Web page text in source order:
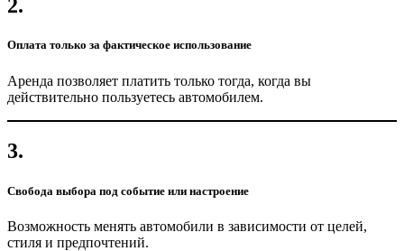
2.
Оплата только за фактическое использование
Аренда позволяет платить только тогда, когда вы
действительно пользуетесь автомобилем.
3.
Свобода выбора под событие или настроение
Возможность менять автомобили в зависимости от целей,
стиля и предпочтений.